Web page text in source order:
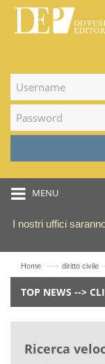
MENU
I nostri uffici
Home —› diritto civile
TOP NEWS -->
Ricerca